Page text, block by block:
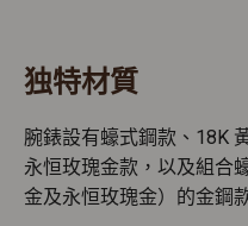
独特材質
腕錶設有蠔式鋼款、18K
永恒玫瑰金款，以及組合
金及永恒玫瑰金）的金鋼